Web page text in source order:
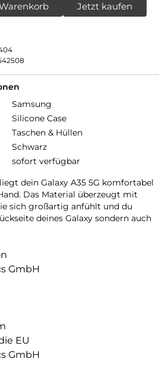
Jetzt kaufen
Samsung
Silicone Case
Taschen & Hüllen
Schwarz
sofort verfügbar
dein Galaxy A35 5G komfortabel
Das Material überzeugt mit
sich großartig anfühlt und du
deines Galaxy sondern auch
GmbH
EU
GmbH